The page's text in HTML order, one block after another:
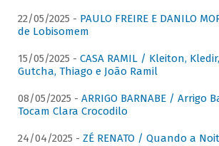
22/05/2025 - PAULO FREIRE E DANILO
de Lobisomem
15/05/2025 - CASA RAMIL / Kleiton,
Gutcha, Thiago e João Ramil
08/05/2025 - ARRIGO BARNABE / Arrigo
Tocam Clara Crocodilo
24/04/2025 - ZÉ RENATO / Quando a